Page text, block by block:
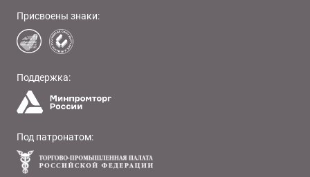
Присвоены знаки:
Поддержка:
Под патронатом: